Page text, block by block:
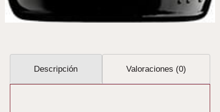
Descripción Valoraciones (0)